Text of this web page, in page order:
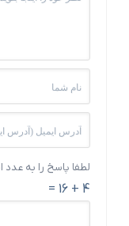
لطفا پاسخ را به عدد
4 + 16 =